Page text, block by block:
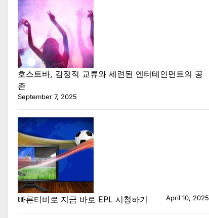
호스트바, 감정적 교류와 세련된 엔터테인먼트의 공
존
September 7, 2025
빠른티비로 지금 바로 EPL 시청하기 April 10, 2025